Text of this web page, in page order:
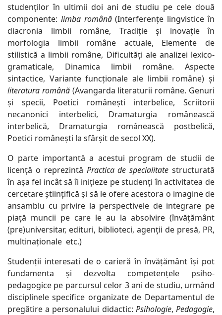
studenților în ultimii doi ani de studiu pe cele două
componente: limba română(Interferențe lingvistice în
diacronia limbii române, Tradiție și inovație în
morfologia limbii române actuale, Elemente de
stilistică a limbii române, Dificultăți ale analizei lexico-
gramaticale, Dinamica limbii române. Aspecte
sintactice, Variante funcționale ale limbii române) și
literatura română(Avangarda literaturii române. Genuri
și specii, Poetici românești interbelice, Scriitorii
necanonici interbelici, Dramaturgia românească
interbelică, Dramaturgia românească postbelică,
Poetici românești la sfârșit de secol XX).
O parte importantă a acestui program de studii de
licență o reprezintă Practica de specialitate structurată
în așa fel incât să îi inițieze pe studenți în activitatea de
cercetare științifică și să le ofere acestora o imagine de
ansamblu cu privire la perspectivele de integrare pe
piață muncii pe care le au la absolvire (învățământ
(pre)universitar, edituri, biblioteci, agenții de presă, PR,
multinaționale etc.)
Studenții interesati de o carieră în învățământ își pot
fundamenta și dezvolta competențele psiho-
pedagogice pe parcursul celor 3 ani de studiu, urmând
disciplinele specifice organizate de Departamentul de
pregătire a personalului didactic: Psihologie,Pedagogie,